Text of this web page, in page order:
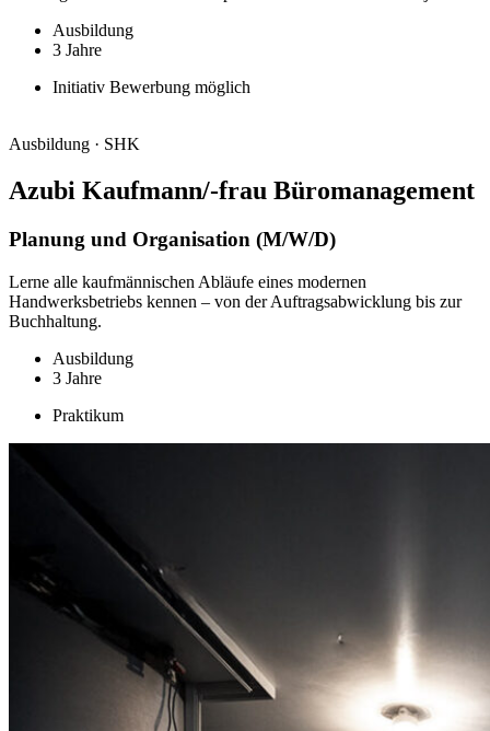
Ausbildung
3 Jahre
Initiativ Bewerbung möglich
Ausbildung · SHK
Azubi Kaufmann/-frau Büro­manage­ment
Planung und Organisation (M/W/D)
Lerne alle kaufmännischen Abläufe eines modernen
Handwerksbetriebs kennen – von der Auftragsabwicklung bis zur
Buchhaltung.
Ausbildung
3 Jahre
Praktikum